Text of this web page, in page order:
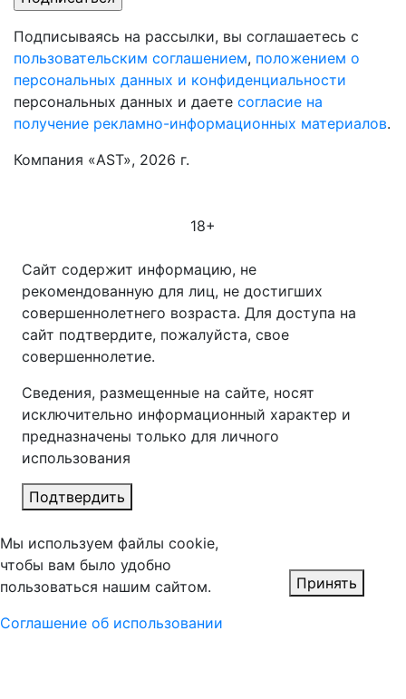
Подписываясь на рассылки, вы соглашаетесь с
пользовательским соглашением, положением о
персональных данных и конфиденциальности
персональных данных и даете согласие на
получение рекламно-информационных материалов.
Компания «AST», 2026 г.
18+
Сайт содержит информацию, не
рекомендованную для лиц, не достигших
совершеннолетнего возраста. Для доступа на
сайт подтвердите, пожалуйста, свое
совершеннолетие.
Сведения, размещенные на сайте, носят
исключительно информационный характер и
предназначены только для личного
использования
Подтвердить
Мы используем файлы cookie,
чтобы вам было удобно
пользоваться нашим сайтом.
Соглашение об использовании
Принять